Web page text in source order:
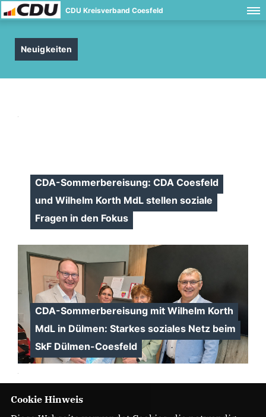
CDU Kreisverband Coesfeld
Neuigkeiten
CDA-Sommerbereisung: CDA Coesfeld
und Wilhelm Korth MdL stellen soziale
Fragen in den Fokus
CDA-Sommerbereisung mit Wilhelm Korth
MdL in Dülmen: Starkes soziales Netz beim
SkF Dülmen-Coesfeld
Cookie Hinweis